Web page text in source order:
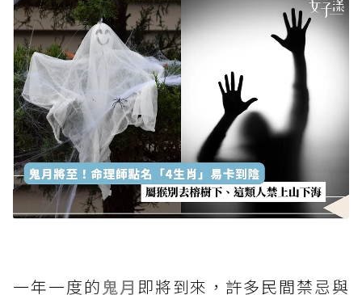
一年一度的鬼月 即將到來，許多民間禁忌與